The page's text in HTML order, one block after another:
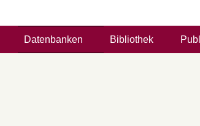
Datenbanken Bibliothek